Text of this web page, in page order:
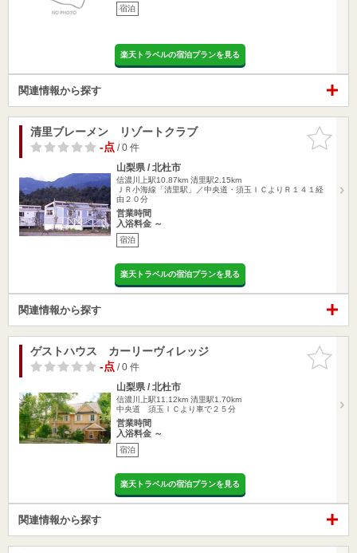
宿泊
楽天トラベルの宿泊プランを見る
関連情報から探す
お気に入
りに追加
清里ブレーメン リゾートクラブ
-点/ 0 件
山梨県 / 北杜市
信濃川上駅10.87km 清里駅2.15km
ＪＲ小海線「清里駅」／中央道・須玉ＩＣよりＲ１４１経
由２０分
営業時間
入浴料金 ～
宿泊
楽天トラベルの宿泊プランを見る
関連情報から探す
お気に入
りに追加
ゲストハウス カーリーヴィレッジ
-点/ 0 件
山梨県 / 北杜市
信濃川上駅11.12km 清里駅1.70km
中央道 須玉ＩＣより車で２５分
営業時間
入浴料金 ～
宿泊
楽天トラベルの宿泊プランを見る
関連情報から探す